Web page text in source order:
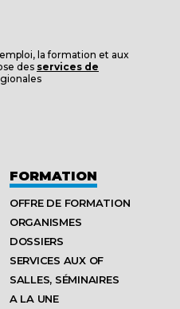
la formation et aux
des services de
FORMATION
OFFRE DE FORMATION
ORGANISMES
DOSSIERS
SERVICES AUX OF
SALLES, SÉMINAIRES
A LA UNE